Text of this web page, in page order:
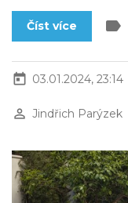
Číst více label
today 03.01.2024, 23:14
perm_identity Jindřich Parýzek